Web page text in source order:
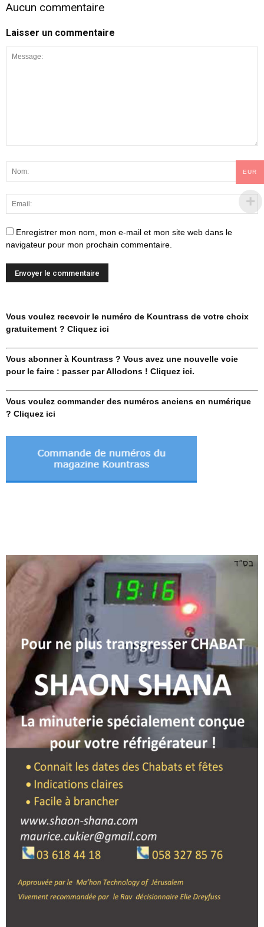
Aucun commentaire
Laisser un commentaire
Enregistrer mon nom, mon e-mail et mon site web dans le
navigateur pour mon prochain commentaire.
Vous voulez recevoir le numéro de Kountrass de votre choix
gratuitement ? Cliquez ici
Vous abonner à Kountrass ? Vous avez une nouvelle voie
pour le faire : passer par Allodons ! Cliquez ici.
Vous voulez commander des numéros anciens en numérique
? Cliquez ici
EUR